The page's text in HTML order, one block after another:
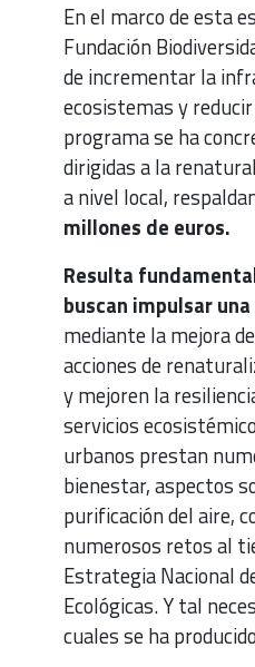
En el marco de esta
Fundación
de incrementar la
ecosistemas y
programa se ha
dirigidas a la
a nivel local,
millones de euros.
Resulta
buscan impulsar
mediante la mejora
acciones de
y mejoren la
servicios
urbanos prestan
bienestar, aspectos
purificación del aire,
numerosos retos al
Estrategia Nacional
Ecológicas. Y tal
cuales se ha